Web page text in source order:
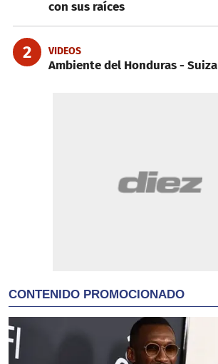
con sus raíces
2 VIDEOS
Ambiente del Honduras - Suiza